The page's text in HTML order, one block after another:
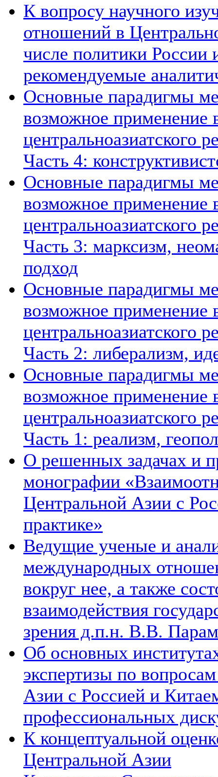
К вопросу научного
отношений в
числе политики России
рекомендуемые
Основные парадигмы
возможное применение
центральноазиатского
Часть 4:
Основные парадигмы
возможное применение
центральноазиатского
Часть 3: марксизм,
подход
Основные парадигмы
возможное применение
центральноазиатского
Часть 2: либерализм,
Основные парадигмы
возможное применение
центральноазиатского
Часть 1: реализм,
О решенных задачах и
монографии
Центральной Азии с
практике»
Ведущие ученые и
международных
вокруг нее, а также
взаимодействия
зрения д.п.н. В.В.
Об основных
экспертизы по
Азии с Россией и
профессиональных
К концептуальной
Центральной Азии